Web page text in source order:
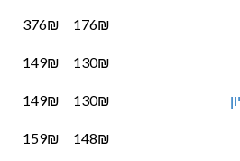
176₪
376₪
130₪
149₪
130₪
149₪
148₪
159₪